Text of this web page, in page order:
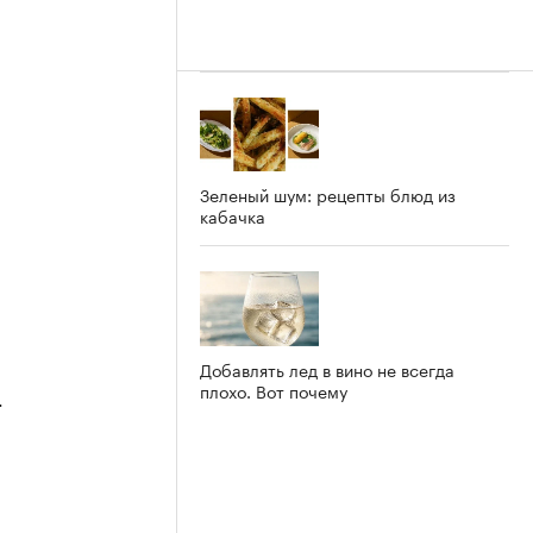
Зеленый шум: рецепты блюд из
кабачка
Добавлять лед в вино не всегда
плохо. Вот почему